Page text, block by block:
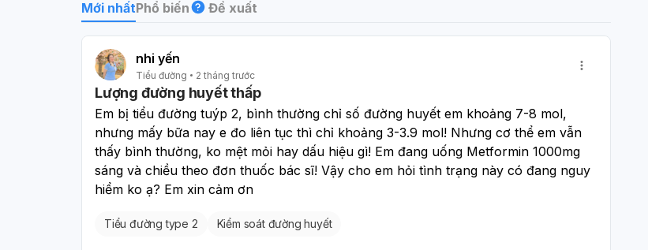
bác sĩ! Vậy cho em hỏi tình trạng này có
Mới nhấtPhổ biến Đề xuất
nhi yến
Tiểu đường 2 tháng trước
Lượng đường huyết thấp
Em bị tiểu đường tuýp 2, bình thường chỉ số đường huyết em khoảng 7-8 mol,
nhưng mấy bữa nay e đo liên tục thì chỉ khoảng 3-3.9 mol! Nhưng cơ thể em vẫn
thấy bình thường, ko mệt mỏi hay dấu hiệu gì! Em đang uống Metformin 1000mg
sáng và chiều theo đơn thuốc bác sĩ! Vậy cho em hỏi tình trạng này có đang nguy
hiểm ko ạ? Em xin cảm ơn
Tiểu đường type 2 Kiểm soát đường huyết